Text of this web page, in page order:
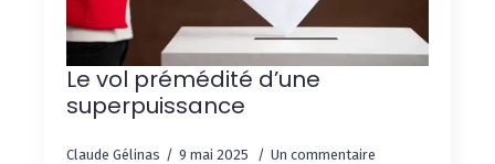
Le vol prémédité d’une
superpuissance
Claude Gélinas 9 mai 2025 Un commentaire